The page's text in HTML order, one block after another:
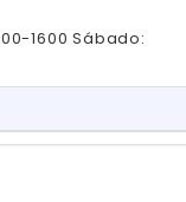
1600 Sábado: